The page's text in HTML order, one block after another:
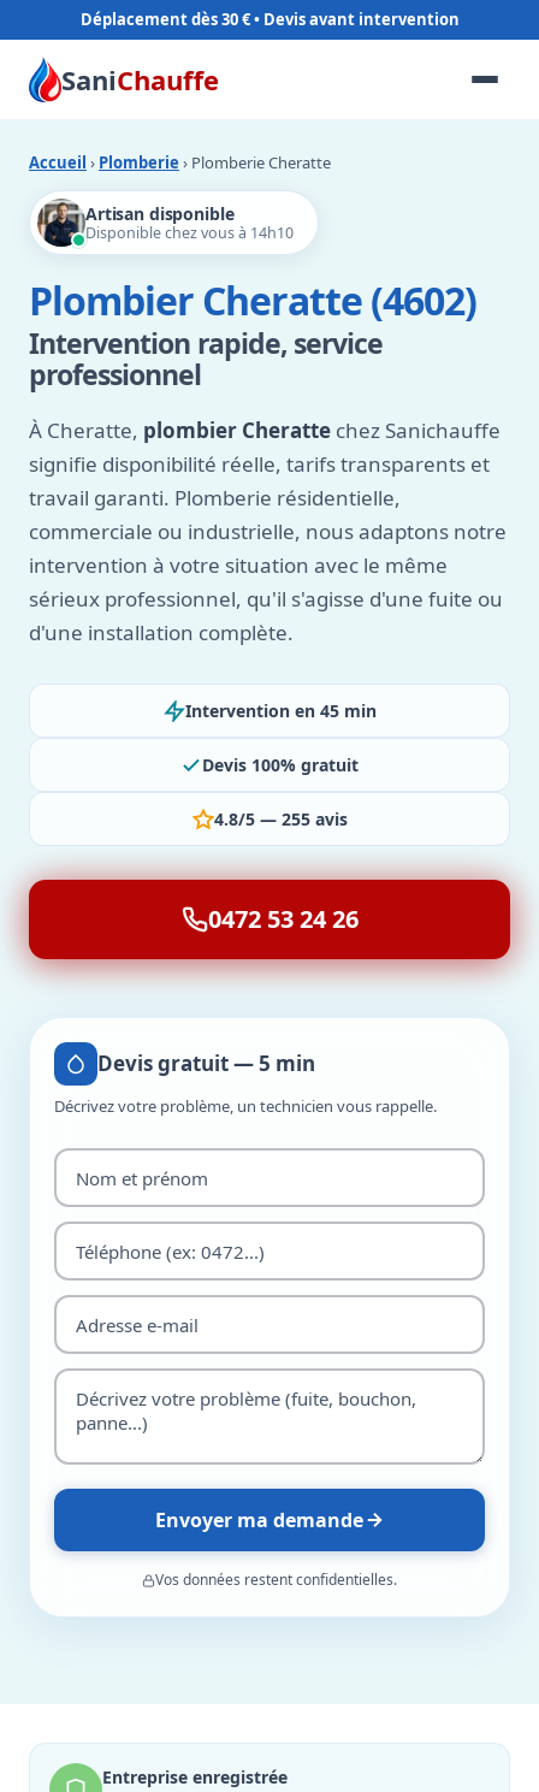
Déplacement dès 30 €
SaniChauffe
Accueil › Plomberie › Plomberie Cheratte
Artisan disponible
Disponible chez vous à 14h10
Plombier Cheratte (4602)
Intervention rapide, service
professionnel
À Cheratte, plombier Cheratte chez Sanichauffe
signifie disponibilité réelle, tarifs transparents et
travail garanti. Plomberie résidentielle,
commerciale ou industrielle, nous adaptons notre
intervention à votre situation avec le même
sérieux professionnel, qu'il s'agisse d'une fuite ou
d'une installation complète.
Intervention en 45 min
Devis 100% gratuit
4.8/5 — 255 avis
0472 53 24 26
Devis gratuit — 5 min
Décrivez votre problème, un technicien vous rappelle.
Envoyer ma demande
Vos données restent confidentielles.
Entreprise enregistrée